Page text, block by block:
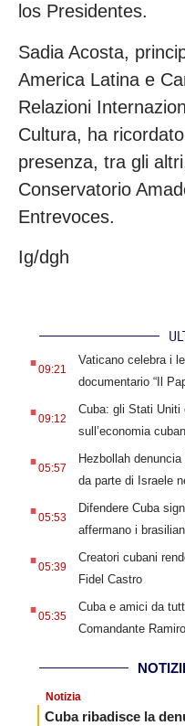
los Presidentes.
Sadia Acosta,
America Latina e
Relazioni
Cultura, ha
presenza, tra gli
Conservatorio
Entrevoces.
Ig/dgh
.09:21
Vaticano celebra i
documentario “Il
.09:12
Cuba: gli Stati Uniti
sull’economia
.05:57
Hezbollah
da parte di Israele
.05:53
Difendere Cuba
affermano i
.05:39
Creatori cubani
Fidel Castro
.05:35
Cuba e amici da
Comandante
Notizia
Cuba ribadisce la